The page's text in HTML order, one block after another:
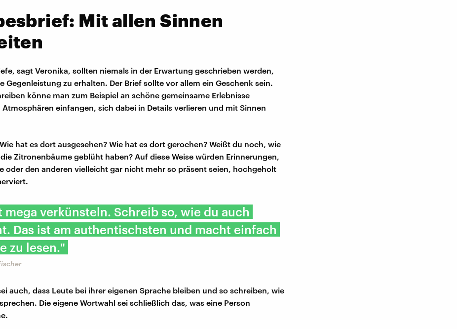
Mit allen Sinnen
sagt Veronika, sollten niemals in der Erwartung geschrieben werden,
Gegenleistung zu erhalten. Der Brief sollte vor allem ein Geschenk sein.
könne man zum Beispiel an schöne gemeinsame Erlebnisse
einfangen, sich dabei in Details verlieren und mit Sinnen
hat es dort ausgesehen? Wie hat es dort gerochen? Weißt du noch, wie
Zitronenbäume geblüht haben? Auf diese Weise würden Erinnerungen,
oder den anderen vielleicht gar nicht mehr so präsent seien, hochgeholt
mega verkünsteln. Schreib so, wie du auch
Das ist am authentischsten und macht einfach
zu lesen."
auch, dass Leute bei ihrer eigenen Sprache bleiben und so schreiben, wie
Die eigene Wortwahl sei schließlich das, was eine Person